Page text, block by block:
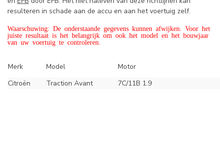
resulteren in schade aan de accu en aan het voertuig zelf.
Waarschuwing: De onderstaande gegevens kunnen afwijken. Voor het
juiste resultaat is het belangrijk om ook het model en het bouwjaar
van uw voertuig te controleren.
Merk Model
Motor
Citroën
Traction Avant 7C/11B 1.9